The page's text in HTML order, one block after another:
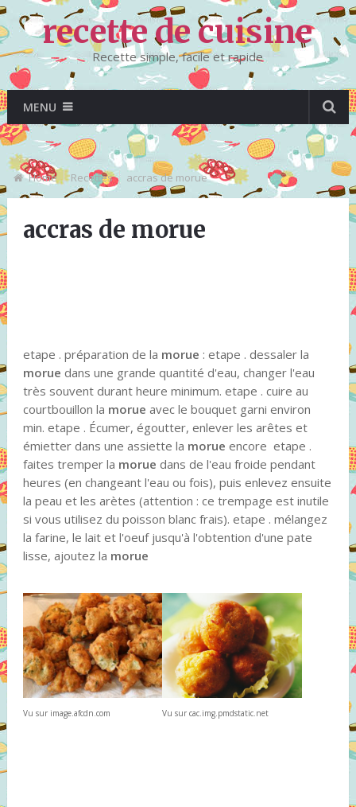
recette de cuisine
Recette simple, facile et rapide
MENU
Home Recettes accras de morue
accras de morue
etape . préparation de la morue : etape . dessaler la
morue dans une grande quantité d'eau, changer l'eau
très souvent durant heure minimum. etape . cuire au
courtbouillon la morue avec le bouquet garni environ
min. etape . Écumer, égoutter, enlever les arêtes et
émietter dans une assiette la morue encore etape .
faites tremper la morue dans de l'eau froide pendant
heures (en changeant l'eau ou fois), puis enlevez ensuite
la peau et les arètes (attention : ce trempage est inutile
si vous utilisez du poisson blanc frais). etape . mélangez
la farine, le lait et l'oeuf jusqu'à l'obtention d'une pate
lisse, ajoutez la morue
Vu sur image.afcdn.com Vu sur cac.img.pmdstatic.net